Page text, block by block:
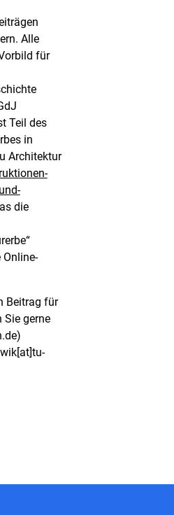
Alle
für
Teil des
in
Architektur
die
Beitrag für
Sie gerne